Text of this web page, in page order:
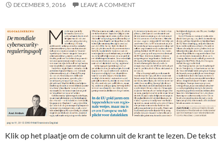
DECEMBER 5, 2016 LEAVE A COMMENT
Klik op het plaatje om de column uit de krant te lezen. De tekst